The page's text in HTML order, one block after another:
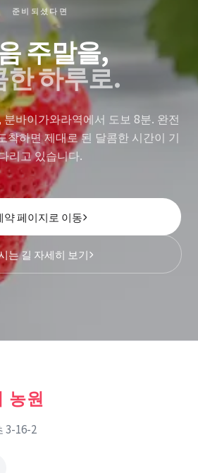
준비되셨다면
주말을,
한 하루로.
바이가와라역에서 도보 8분. 완전
착하면 제대로 된 달콤한 시간이 기
리고 있습니다.
약 페이지로 이동
는 길 자세히 보기
농원
3-16-2